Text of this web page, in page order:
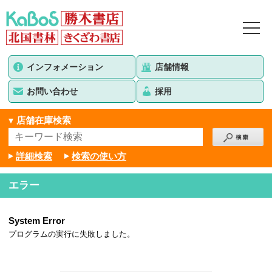
インフォメーション 店舗情報
お問い合わせ 採用
店舗在庫検索
詳細検索 検索の使い方
エラー
System Error
プログラムの実行に失敗しました。